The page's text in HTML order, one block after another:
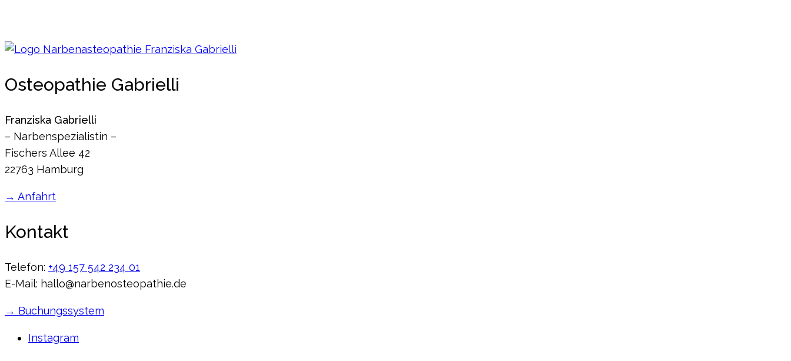
Osteopathie Gabrielli
Franziska Gabrielli
– Narbenspezialistin –
Fischers Allee 42
22763 Hamburg
→ Anfahrt
Kontakt
Telefon: +49 157 542 234 01
E-Mail: hallo@narbenosteopathie.de
→ Buchungssystem
Instagram